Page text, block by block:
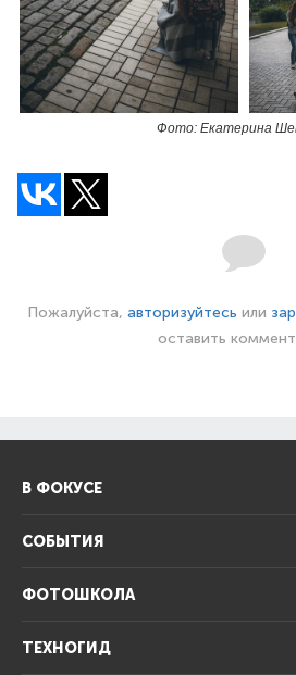
Фото: Екатерина
Пожалуйста, авторизуйтесь или
оставить
В ФОКУСЕ
СОБЫТИЯ
ФОТОШКОЛА
ТЕХНОГИД